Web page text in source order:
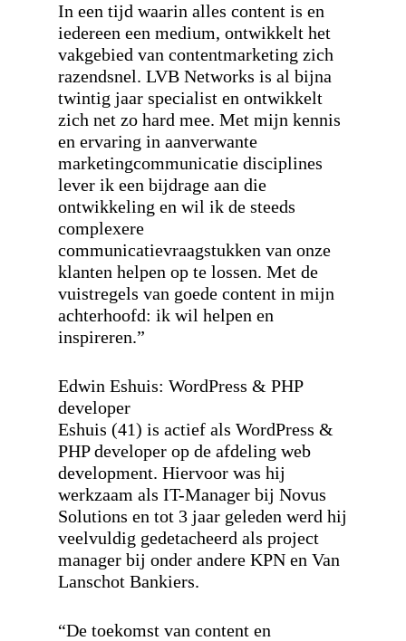
In een tijd waarin alles content is en
iedereen een medium, ontwikkelt het
vakgebied van contentmarketing zich
razendsnel. LVB Networks is al bijna
twintig jaar specialist en ontwikkelt
zich net zo hard mee. Met mijn kennis
en ervaring in aanverwante
marketingcommunicatie disciplines
lever ik een bijdrage aan die
ontwikkeling en wil ik de steeds
complexere
communicatievraagstukken van onze
klanten helpen op te lossen. Met de
vuistregels van goede content in mijn
achterhoofd: ik wil helpen en
inspireren.”
Edwin Eshuis: WordPress & PHP
developer
Eshuis (41) is actief als WordPress &
PHP developer op de afdeling web
development. Hiervoor was hij
werkzaam als IT-Manager bij Novus
Solutions en tot 3 jaar geleden werd hij
veelvuldig gedetacheerd als project
manager bij onder andere KPN en Van
Lanschot Bankiers.
“De toekomst van content en